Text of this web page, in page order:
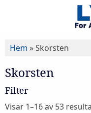
Hem »Skorsten
Skorsten
Filter
Visar 1–16 av 53